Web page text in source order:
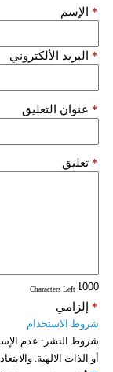
الإسم *
البريد الألكتروني *
عنوان التعليق *
تعليق *
: Characters Left
إلزامي *
شروط الاستخدام
شروط النشر: عدم
أو الذات الالهية.